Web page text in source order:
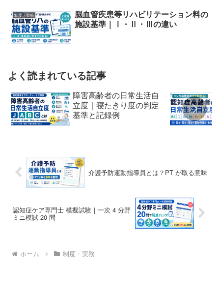
制度・実務
脳血管疾患等リハビリテーション料の
施設基準｜Ⅰ・Ⅱ・Ⅲの違い
よく読まれている記事
障害高齢者の日常生活自
立度｜寝たきり度の判定
基準と記録例
介護予防運動指導員とは？PT が取る意味
認知症ケア専門士 模擬試験｜一次 4 分野
ミニ模試 20 問
ホーム 制度・実務